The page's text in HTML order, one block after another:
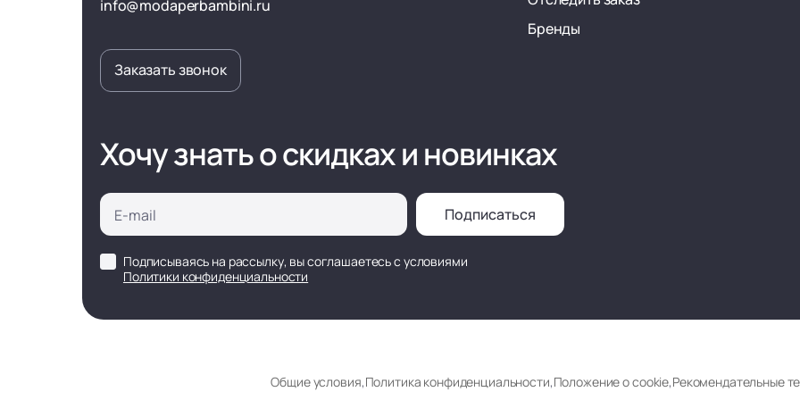
info@modaperbambini.ru
Заказать звонок
Бренды
Хочу знать о скидках и новинках
Подписаться
Подписываясь на рассылку, вы соглашаетесь с условиями
Политики конфиденциальности
Общие условия,Политика конфиденциальности,Положение о cookie,Рекомендательные